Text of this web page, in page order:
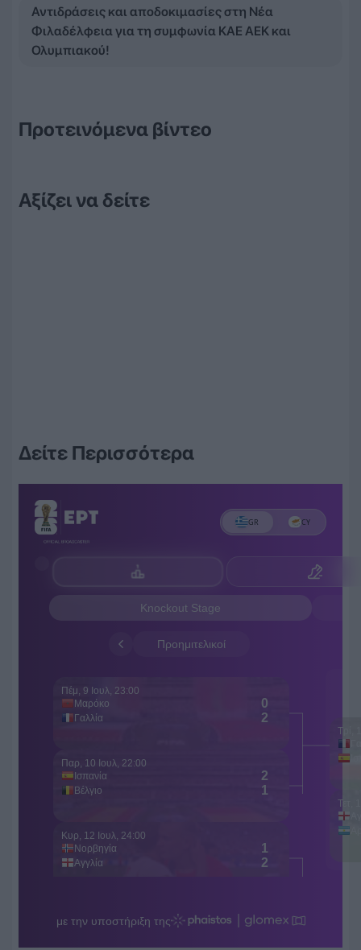
Αντιδράσεις και αποδοκιμασίες στη Νέα
Φιλαδέλφεια για τη συμφωνία ΚΑΕ ΑΕΚ και
Ολυμπιακού!
Προτεινόμενα βίντεο
Αξίζει να δείτε
Δείτε Περισσότερα